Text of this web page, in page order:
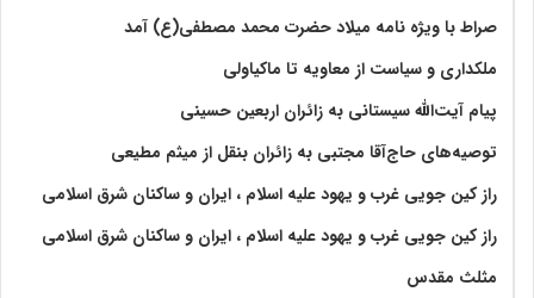
صراط با ویژه نامه میلاد حضرت محمد مصطفی(ع) آمد
ملکداری و سیاست از معاویه تا ماکیاولی
پیام آیت‌الله سیستانی به زائران اربعین حسینی
توصیه‌های حاج‌آقا مجتبی به زائران بنقل از میثم مطیعی
راز کین جویی غرب و یهود علیه اسلام ، ایران و ساکنان شرق اسلامی
راز کین جویی غرب و یهود علیه اسلام ، ایران و ساکنان شرق اسلامی
مثلث مقدس